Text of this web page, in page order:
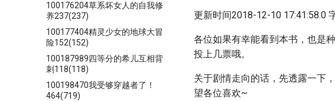
100176204草系坏女人的自我修
养237(237)
100177404精灵少女的地球大冒
险152(152)
100187989四等分的希儿互相背
刺118(118)
100198470我受够穿越者了！
464(719)
更新时间2018-12-10 17:41:58.0
各位如果有幸能看到本书，也是
投上几票哦。
关于剧情走向的话，先透露一下
望各位喜欢~